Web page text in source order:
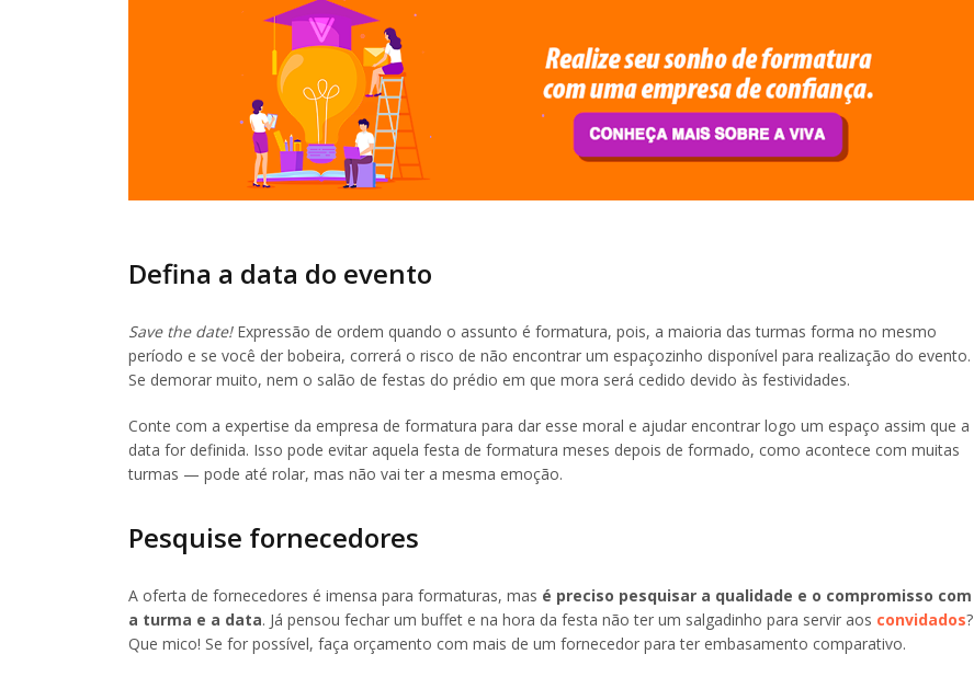
Defina a data do evento
Save the date!Expressão de ordem quando o assunto é formatura, pois, a maioria das turmas forma no mesmo
período e se você der bobeira, correrá o risco de não encontrar um espaçozinho disponível para realização do evento.
Se demorar muito, nem o salão de festas do prédio em que mora será cedido devido às festividades.
Conte com a expertise da empresa de formatura para dar esse moral e ajudar encontrar logo um espaço assim que a
data for definida. Isso pode evitar aquela festa de formatura meses depois de formado, como acontece com muitas
turmas — pode até rolar, mas não vai ter a mesma emoção.
Pesquise fornecedores
A oferta de fornecedores é imensa para formaturas, mas é preciso pesquisar a qualidade e o compromisso com
a turma e a data. Já pensou fechar um buffet e na hora da festa não ter um salgadinho para servir aos convidados?
Que mico! Se for possível, faça orçamento com mais de um fornecedor para ter embasamento comparativo.